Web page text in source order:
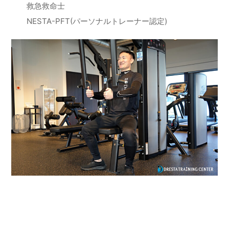
救急救命士
NESTA-PFT(パーソナルトレーナー認定)